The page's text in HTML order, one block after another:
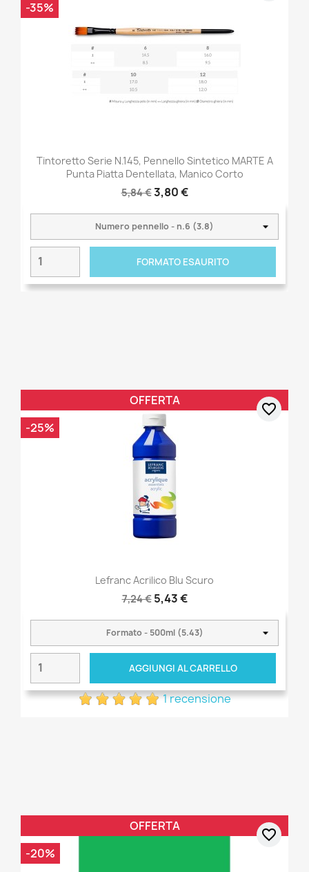
Tintoretto Serie N.145, Pennello Sintetico MARTE A
Punta Piatta Dentellata, Manico Corto
5,84 €3,80 €
FORMATO ESAURITO
-35%
Lefranc Acrilico Blu Scuro
7,24 € 5,43 €
AGGIUNGI AL CARRELLO
1 recensione
OFFERTA
-25%
favorite_border
OFFERTA
-20%
favorite_border